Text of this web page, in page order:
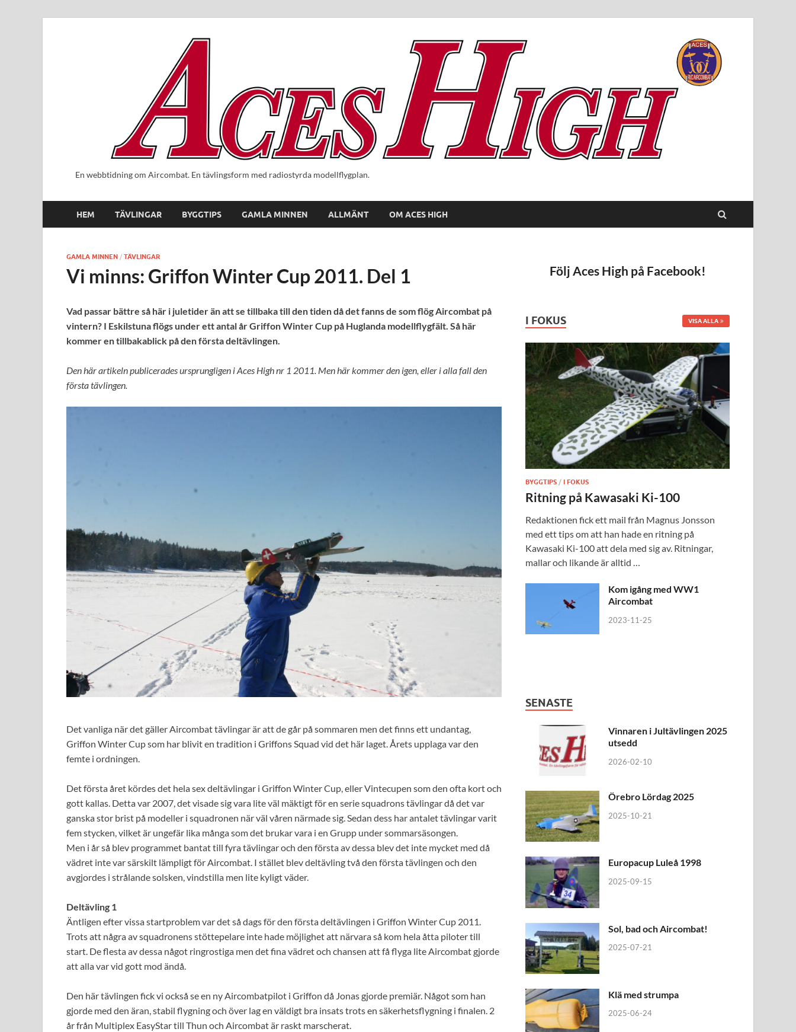
En webbtidning om Aircombat. En tävlingsform med radiostyrda modellflygplan.
HEM TÄVLINGAR BYGGTIPS GAMLA MINNEN ALLMÄNT OM ACES HIGH
GAMLA MINNEN / TÄVLINGAR
Vi minns: Griffon Winter Cup 2011. Del 1
Vad passar bättre så här i juletider än att se tillbaka till den tiden då det fanns de som flög Aircombat på
vintern? I Eskilstuna flögs under ett antal år Griffon Winter Cup på Huglanda modellflygfält. Så här
kommer en tillbakablick på den första deltävlingen.
Den här artikeln publicerades ursprungligen i Aces High nr 1 2011. Men här kommer den igen, eller i alla fall den
första tävlingen.
Det vanliga när det gäller Aircombat tävlingar är att de går på sommaren men det finns ett undantag,
Griffon Winter Cup som har blivit en tradition i Griffons Squad vid det här laget. Årets upplaga var den
femte i ordningen.
Det första året kördes det hela sex deltävlingar i Griffon Winter Cup, eller Vintecupen som den ofta kort och
gott kallas. Detta var 2007, det visade sig vara lite väl mäktigt för en serie squadrons tävlingar då det var
ganska stor brist på modeller i squadronen när väl våren närmade sig. Sedan dess har antalet tävlingar varit
fem stycken, vilket är ungefär lika många som det brukar vara i en Grupp under sommarsäsongen.
Men i år så blev programmet bantat till fyra tävlingar och den första av dessa blev det inte mycket med då
vädret inte var särskilt lämpligt för Aircombat. I stället blev deltävling två den första tävlingen och den
avgjordes i strålande solsken, vindstilla men lite kyligt väder.
Deltävling 1
Äntligen efter vissa startproblem var det så dags för den första deltävlingen i Griffon Winter Cup 2011.
Trots att några av squadronens stöttepelare inte hade möjlighet att närvara så kom hela åtta piloter till
start. De flesta av dessa något ringrostiga men det fina vädret och chansen att få flyga lite Aircombat gjorde
att alla var vid gott mod ändå.
Den här tävlingen fick vi också se en ny Aircombatpilot i Griffon då Jonas gjorde premiär. Något som han
gjorde med den äran, stabil flygning och över lag en väldigt bra insats trots en säkerhetsflygning i finalen. 2
år från Multiplex EasyStar till Thun och Aircombat är raskt marscherat.
Följ Aces High på Facebook!
I FOKUS VISA ALLA
BYGGTIPS /I FOKUS
Ritning på Kawasaki Ki-100
Redaktionen fick ett mail från Magnus Jonsson
med ett tips om att han hade en ritning på
Kawasaki Ki-100 att dela med sig av. Ritningar,
mallar och likande är alltid …
Kom igång med WW1
Aircombat
2023-11-25
SENASTE
Vinnaren i Jultävlingen 2025
utsedd
2026-02-10
Örebro Lördag 2025
2025-10-21
Europacup Luleå 1998
2025-09-15
Sol, bad och Aircombat!
2025-07-21
Klä med strumpa
2025-06-24